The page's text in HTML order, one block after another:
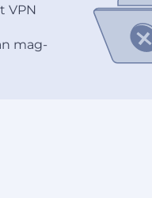
VPN
mag-